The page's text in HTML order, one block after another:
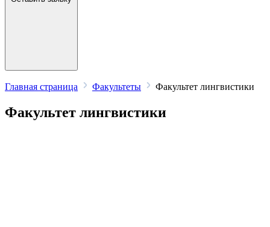
Главная страница Факультеты Факультет лингвистики
Факультет лингвистики